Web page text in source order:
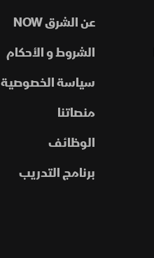
عن الشرق NOW
الشروط و الأحكام
سياسة الخصوصية
منصاتنا
الوظائف
برنامج التدريب